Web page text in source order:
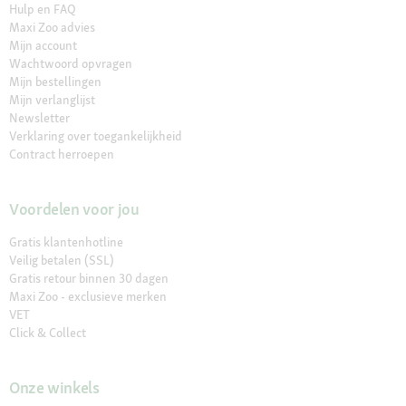
Hulp en FAQ
Maxi Zoo advies
Mijn account
Wachtwoord opvragen
Mijn bestellingen
Mijn verlanglijst
Newsletter
Verklaring over toegankelijkheid
Contract herroepen
Voordelen voor jou
Gratis klantenhotline
Veilig betalen (SSL)
Gratis retour binnen 30 dagen
Maxi Zoo - exclusieve merken
VET
Click & Collect
Onze winkels